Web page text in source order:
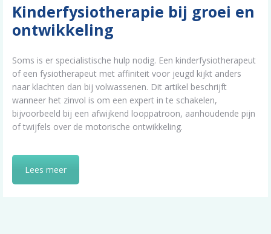
Kinderfysiotherapie bij groei en
ontwikkeling
Soms is er specialistische hulp nodig. Een kinderfysiotherapeut
of een fysiotherapeut met affiniteit voor jeugd kijkt anders
naar klachten dan bij volwassenen. Dit artikel beschrijft
wanneer het zinvol is om een expert in te schakelen,
bijvoorbeeld bij een afwijkend looppatroon, aanhoudende pijn
of twijfels over de motorische ontwikkeling.
Lees meer